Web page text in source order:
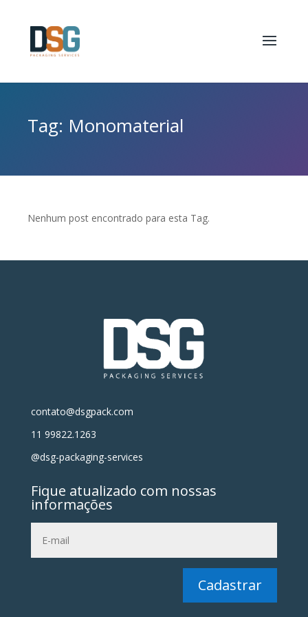
Tag: Monomaterial
Nenhum post encontrado para esta Tag.
contato@dsgpack.com
11 99822.1263
@dsg-packaging-services
Fique atualizado com nossas
informações
Cadastrar